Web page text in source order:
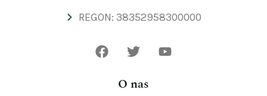
REGON: 38352958300000
O nas